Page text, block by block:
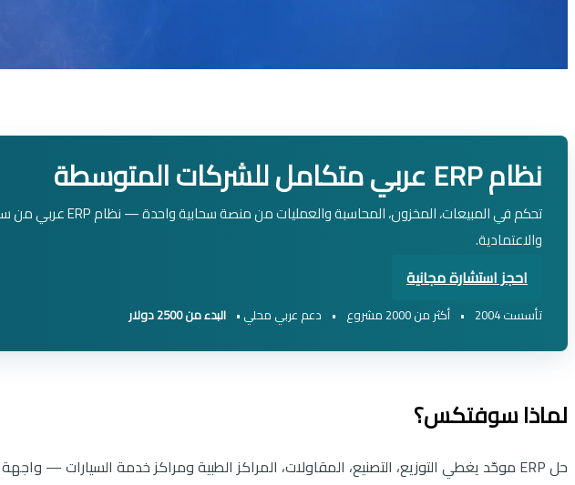
نظام ERP عربي متكامل للشركات المتوسطة
والاعتمادية.
احجز استشارة مجانية
تأسست 2004 • أكثر من 2000 مشروع • دعم عربي محلي • البدء من 2500 دولار
لماذا سوفتكس؟
حل ERP موحّد يغطي التوزيع، التصنيع، المقاولات، المراكز الطبية ومراكز خدمة السيارات — واجهة عربية، وحدات مرنة، وسحابة آمنة.